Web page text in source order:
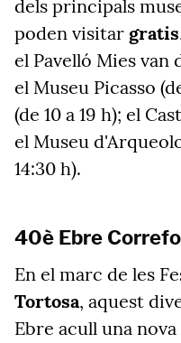
dels principals
poden visitar gratis
el Pavelló Mies van
el Museu Picasso
(de 10 a 19 h); el
el Museu
14:30 h).
40è Ebre
En el marc de les
Tortosa, aquest
Ebre acull una